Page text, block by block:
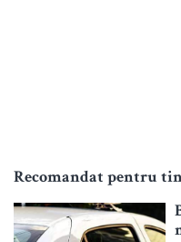
Recomandat pentru